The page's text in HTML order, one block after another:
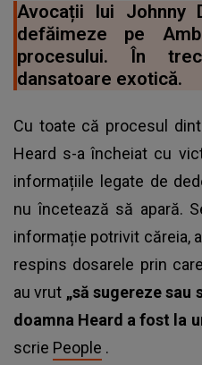
Avocații lui
defăimeze pe
procesului. În
dansatoare exotică.
Cu toate că procesul
Heard s-a încheiat cu
informațiile legate de
nu încetează să apară.
informație potrivit căreia,
respins dosarele prin
au vrut „să sugereze sau
doamna Heard a fost la
scrie People .